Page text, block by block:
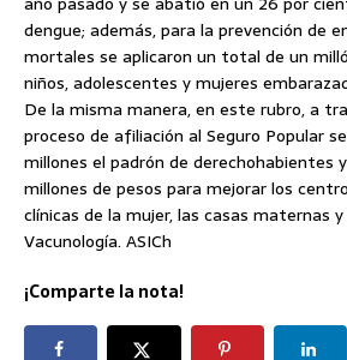
dengue; además, para la prevención de
mortales se aplicaron un total de un
niños, adolescentes y mujeres
De la misma manera, en este rubro, a
proceso de afiliación al Seguro Popular
millones el padrón de derechohabientes
millones de pesos para mejorar los
clínicas de la mujer, las casas maternas
Vacunología. ASICh
¡Comparte la nota!